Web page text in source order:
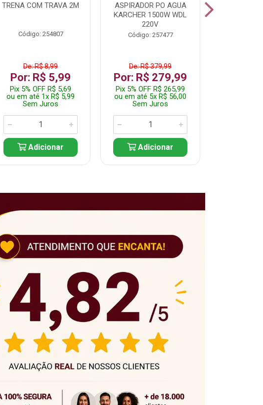
TRENA COM TRAVA 2M
Código: 254807
De: R$ 8,99
Por: R$ 5,99
Pix 5% OFF R$ 5,69
ou em até 1x R$ 5,99
Sem Juros
Adicionar
ASPIRADOR PO AGUA
KARCHER 1500W WDL
220V
Código: 257477
De: R$ 379,99
Por: R$ 279,99
Pix 5% OFF R$ 265,99
ou em até 5x R$ 56,00
Sem Juros
Adicionar